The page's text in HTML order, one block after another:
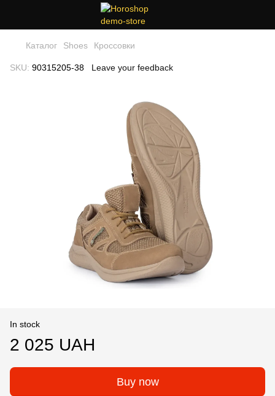
Каталог Shoes Кроссовки
SKU: 90315205-38 Leave your feedback
In stock
2 025 UAH
Buy now